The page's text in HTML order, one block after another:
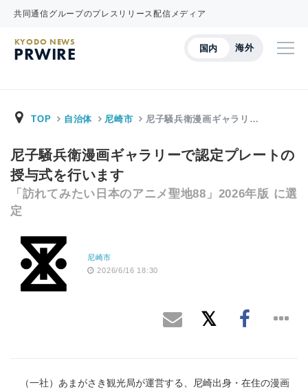
共同通信グループのプレスリリース配信メディア
国内 海外
KYODO NEWS
PRWIRE
TOP 自治体 尼崎市 尼子騒兵衛漫画ギャラリ…
尼子騒兵衛漫画ギャラリーで認定プレートの
授与式を行います
「訪れてみたい日本のアニメ聖地88」2026年版 に選
定
尼崎市
2026/6/16 18:30
（一社）あまがさき観光局が運営する、尼崎出身・在住の漫画